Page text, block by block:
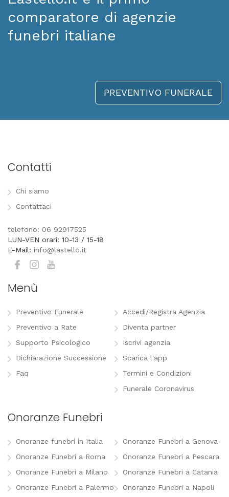
comparatore di agenzie
funebri italiane
PREVENTIVO FUNERALE
Contatti
Chi siamo
Contattaci
telefono: 06 92917525
LUN-VEN orari: 10-13 / 15-18
E-Mail: info@lastello.it
Menù
Preventivo Funerale
Preventivo a Rate
Supporto Psicologico
Dichiarazione Successione
Faq
Accedi/Registra Agenzia
Diventa partner
Iscrivi agenzia
Scarica l'app
Termini e Condizioni
Funerale Coronavirus
Onoranze Funebri
Onoranze funebri in Italia
Onoranze Funebri a Roma
Onoranze Funebri a Milano
Onoranze Funebri a Palermo
Onoranze Funebri a Genova
Onoranze Funebri a Pescara
Onoranze Funebri a Catania
Onoranze Funebri a Napoli